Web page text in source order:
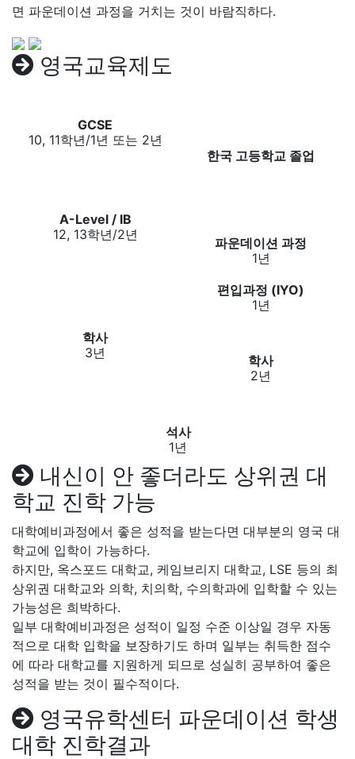
면 파운데이션 과정을 거치는 것이 바람직하다.
영국교육제도
GCSE
10, 11학년/1년 또는 2년
A-Level / IB
12, 13학년/2년
학사
3년
한국 고등학교 졸업
파운데이션 과정
1년
편입과정 (IYO)
1년
학사
2년
석사
1년
내신이 안 좋더라도 상위권 대
학교 진학 가능
대학예비과정에서 좋은 성적을 받는다면 대부분의 영국 대
학교에 입학이 가능하다.
하지만, 옥스포드 대학교, 케임브리지 대학교, LSE 등의 최
상위권 대학교와 의학, 치의학, 수의학과에 입학할 수 있는
가능성은 희박하다.
일부 대학예비과정은 성적이 일정 수준 이상일 경우 자동
적으로 대학 입학을 보장하기도 하며 일부는 취득한 점수
에 따라 대학교를 지원하게 되므로 성실히 공부하여 좋은
성적을 받는 것이 필수적이다.
영국유학센터 파운데이션 학생
대학 진학결과